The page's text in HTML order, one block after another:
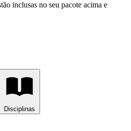
inclusas no seu pacote acima e
Disciplinas